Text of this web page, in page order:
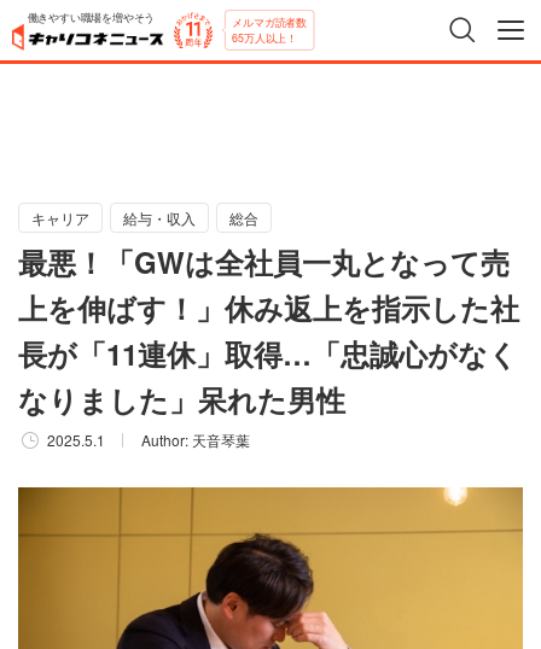
働きやすい職場を増やそう メルマガ読者数
65万人以上！
キャリア 給与・収入 総合
最悪！「GWは全社員一丸となって売
上を伸ばす！」休み返上を指示した社
長が「11連休」取得…「忠誠心がなく
なりました」呆れた男性
2025.5.1 Author: 天音琴葉